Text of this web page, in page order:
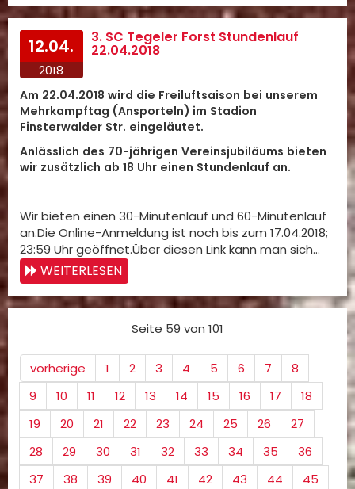
12.04.
2018
3. SC Tegeler Forst Stundenlauf
22.04.2018
Am 22.04.2018 wird die Freiluftsaison bei unserem
Mehrkampftag (Ansporteln) im Stadion
Finsterwalder Str. eingeläutet.
Anlässlich des 70-jährigen Vereinsjubiläums bieten
wir zusätzlich ab 18 Uhr einen Stundenlauf an.
Wir bieten einen 30-Minutenlauf und 60-Minutenlauf
an.Die Online-Anmeldung ist noch bis zum 17.04.2018;
23:59 Uhr geöffnet.Über diesen Link kann man sich…
WEITERLESEN
Seite 59 von 101
vorherige 1 2 3 4 5 6 7
8
9
10 11 12 13 14 15 16 17
18
19
20 21 22 23 24 25 26
27
28
29 30 31 32 33 34 35
36
37
38 39 40 41 42 43 44
45